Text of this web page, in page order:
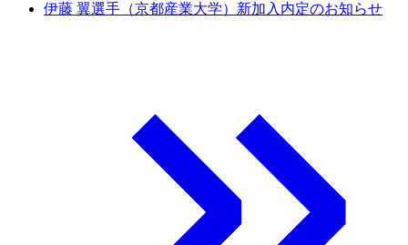
伊藤 翼選手（京都産業大学）新加入内定のお知らせ